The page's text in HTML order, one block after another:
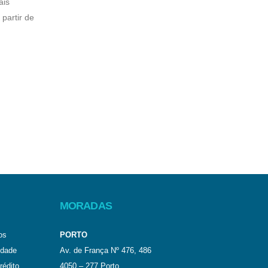
partir de
MORADAS
PORTO
Av. de França Nº 476, 486
4050 – 277 Porto